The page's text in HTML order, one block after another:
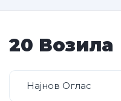
20 Возила
Најнов Оглас